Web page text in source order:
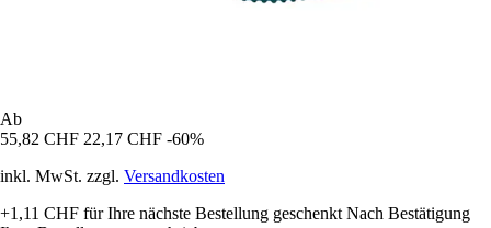
Ab
55,82 CHF 22,17 CHF -60%
inkl. MwSt. zzgl. Versandkosten
+1,11 CHF für Ihre nächste Bestellung geschenkt Nach Bestätigung